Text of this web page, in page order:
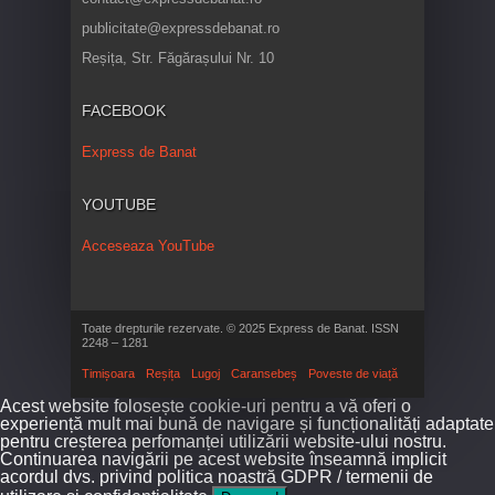
publicitate@expressdebanat.ro
Reșița, Str. Făgărașului Nr. 10
FACEBOOK
Express de Banat
YOUTUBE
Acceseaza YouTube
Toate drepturile rezervate. © 2025 Express de Banat. ISSN
2248 – 1281
Timișoara Reșița Lugoj Caransebeș Poveste de viață
Acest website folosește cookie-uri pentru a vă oferi o
experiență mult mai bună de navigare și funcționalități adaptate
pentru creșterea perfomanței utilizării website-ului nostru.
Continuarea navigării pe acest website înseamnă implicit
acordul dvs. privind politica noastră GDPR / termenii de